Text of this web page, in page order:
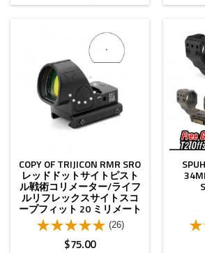
COPY OF TRIJICON RMR SRO
レッドドットサイトピスト
ル戦術コリメーター/ライフ
ルリフレックスサイトスコ
ープフィット 20 ミリメート
ルウィーバーレール狩猟ラ
イフル (26)
価
$75.00